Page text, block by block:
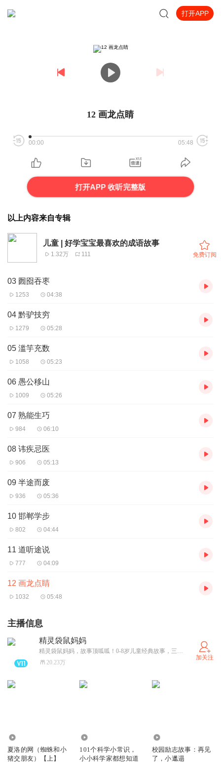
打开APP
12 画龙点睛
00:00 05:48
打开APP 收听完整版
以上内容来自专辑
儿童 | 好学宝宝最喜欢的成语故事
1.32万 111 免费订阅
03 囫囵吞枣
1253 04:38
04 黔驴技穷
1279 05:28
05 滥竽充数
1058 05:23
06 愚公移山
1009 05:26
07 熟能生巧
984 06:10
08 讳疾忌医
906 05:13
09 半途而废
936 05:36
10 邯郸学步
802 04:44
11 道听途说
777 04:09
12 画龙点睛
1032 05:48
主播信息
精灵袋鼠妈妈
精灵袋鼠妈妈，故事顶呱呱！0-8岁儿童经典故事，三十六计，神话故事，睡前故事，应有尽有，孩子听了还想听。
20.23万
加关注
夏洛的网（蜘蛛和小
猪交朋友）【上】
101个科学小常识，
小小科学家都想知道
校园励志故事：再见
了，小邋遢